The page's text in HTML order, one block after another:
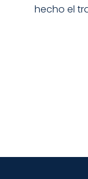
hecho el